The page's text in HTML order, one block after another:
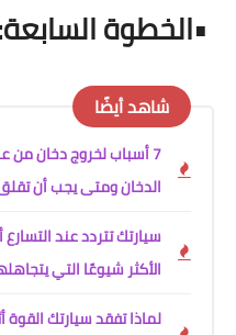
•الخطوة
شاهد أيضًا
7 أسباب لخروج دخان من
الدخان ومتى يجب أن
سيارتك تتردد عند
الأكثر شيوعًا التي
لماذا تفقد سيارتك القوة